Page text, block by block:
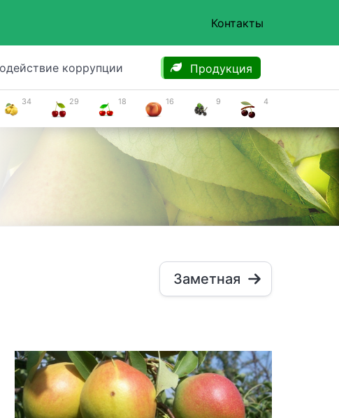
Контакты
коррупции Продукция
34 29 18 16 9 4
Заметная